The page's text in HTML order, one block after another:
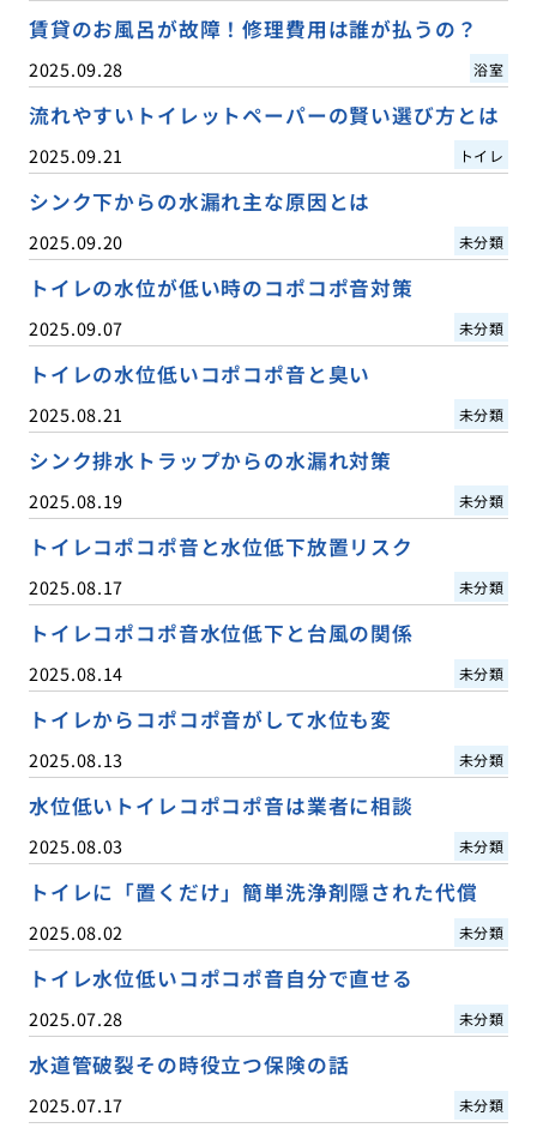
賃貸のお風呂が故障！修理費用は誰が払うの？
2025.09.28 浴室
流れやすいトイレットペーパーの賢い選び方とは
2025.09.21 トイレ
シンク下からの水漏れ主な原因とは
2025.09.20 未分類
トイレの水位が低い時のコポコポ音対策
2025.09.07 未分類
トイレの水位低いコポコポ音と臭い
2025.08.21 未分類
シンク排水トラップからの水漏れ対策
2025.08.19 未分類
トイレコポコポ音と水位低下放置リスク
2025.08.17 未分類
トイレコポコポ音水位低下と台風の関係
2025.08.14 未分類
トイレからコポコポ音がして水位も変
2025.08.13 未分類
水位低いトイレコポコポ音は業者に相談
2025.08.03 未分類
トイレに「置くだけ」簡単洗浄剤隠された代償
2025.08.02 未分類
トイレ水位低いコポコポ音自分で直せる
2025.07.28 未分類
水道管破裂その時役立つ保険の話
2025.07.17 未分類